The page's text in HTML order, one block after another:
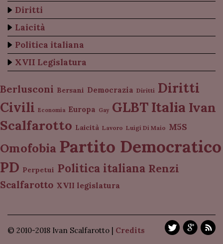
Diritti
Laicità
Politica italiana
XVII Legislatura
Berlusconi Bersani Democrazia Diritti Diritti
Civili Economia Europa Gay GLBT Italia Ivan
Scalfarotto Laicità Lavoro Luigi Di Maio M5S
Omofobia Partito Democratico
PD Perpetui Politica italiana Renzi
Scalfarotto XVII legislatura
© 2010-2018 Ivan Scalfarotto | Credits